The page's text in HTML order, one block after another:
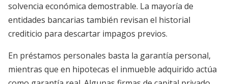
solvencia económica demostrable. La mayoría de
entidades bancarias también revisan el historial
crediticio para descartar impagos previos.
En préstamos personales basta la garantía personal,
mientras que en hipotecas el inmueble adquirido actúa